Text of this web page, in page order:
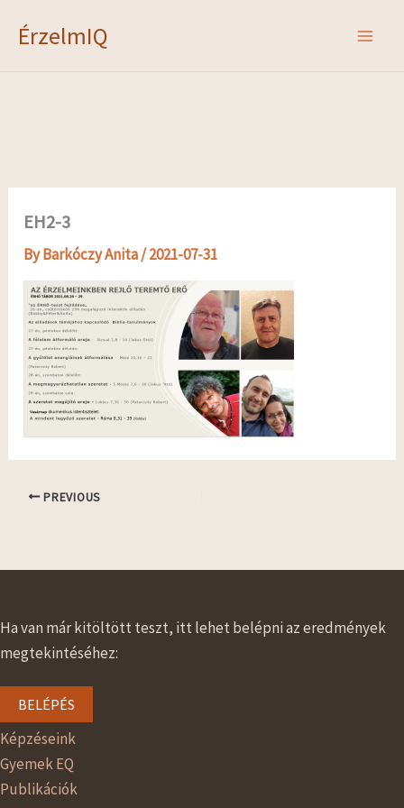
ÉrzelmIQ
EH2-3
ByBarkóczy Anita/2021-07-31
PREVIOUS
Ha van már kitöltött teszt, itt lehet belépni az eredmények
megtekintéséhez:
BELÉPÉS
Képzéseink
Gyemek EQ
Publikációk